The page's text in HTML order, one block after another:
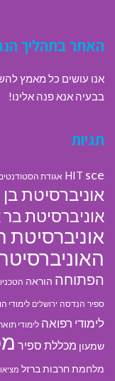
האתר בתהליך
אנו עושים כל מאמץ
בבעיה אנא פנה אלינו!
תגיות
HIT sce אגודת
אוניברסיטת בן
אוניברסיטת בר
אוניברסיטת
הפתוחה הוראה
ספיר הנדסה ירושלים לימודי
לימודי רפואה לימודי
שמעון מכללת ספיר
מלחמת חרבות ברזל